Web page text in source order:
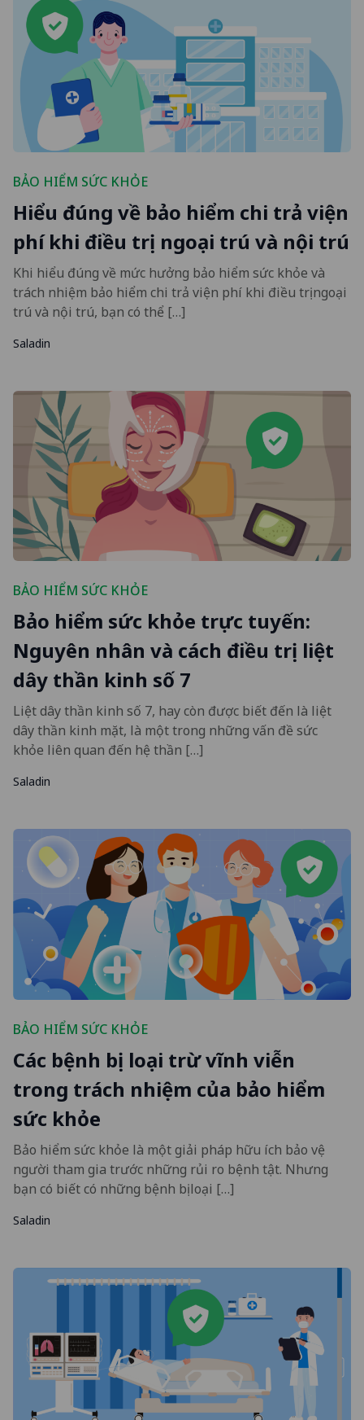
BẢO HIỂM SỨC KHỎE
Hiểu đúng về bảo hiểm chi trả viện
phí khi điều trị ngoại trú và nội trú
Khi hiểu đúng về mức hưởng bảo hiểm sức khỏe và
trách nhiệm bảo hiểm chi trả viện phí khi điều trị ngoại
trú và nội trú, bạn có thể […]
Saladin
BẢO HIỂM SỨC KHỎE
Bảo hiểm sức khỏe trực tuyến:
Nguyên nhân và cách điều trị liệt
dây thần kinh số 7
Liệt dây thần kinh số 7, hay còn được biết đến là liệt
dây thần kinh mặt, là một trong những vấn đề sức
khỏe liên quan đến hệ thần […]
Saladin
BẢO HIỂM SỨC KHỎE
Các bệnh bị loại trừ vĩnh viễn
trong trách nhiệm của bảo hiểm
sức khỏe
Bảo hiểm sức khỏe là một giải pháp hữu ích bảo vệ
người tham gia trước những rủi ro bệnh tật. Nhưng
bạn có biết có những bệnh bị loại […]
Saladin